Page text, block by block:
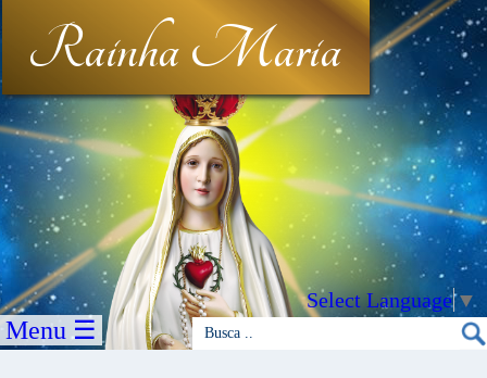
Rainha Maria
Select Language▼
Menu ☰